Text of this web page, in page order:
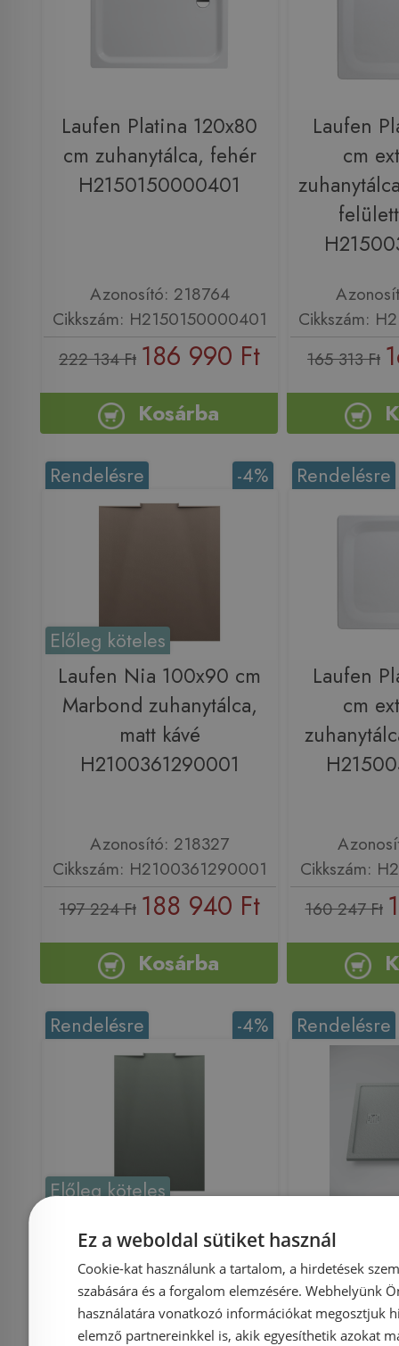
Laufen Platina 120x80
cm zuhanytálca, fehér
H2150150000401
Azonosító: 218764
Cikkszám: H2150150000401
222 134 Ft 186 990 Ft
Kosárba
Laufen
cm
Cikkszám:
165 313 Ft
-4%
Rendelésre
Előleg köteles
Laufen Nia 100x90 cm
Marbond zuhanytálca,
matt kávé
H2100361290001
Azonosító: 218327
Cikkszám: H2100361290001
197 224 Ft 188 940 Ft
Kosárba
Rendelésre
Laufen
cm
Cikkszám:
160 247 Ft
-4%
Rendelésre
Előleg köteles
Laufen Nia 120x80 cm
Marbond zuhanytálca,
matt beton
H2100330790001
Rendelésre
Marmy
90x100
Valentino
90
Ez a weboldal sütiket használ
Cookie-kat használunk a tartalom, a hirdetések
szabására és a forgalom elemzésére. Webhelyünk
használatára vonatkozó információkat megosztjuk
elemző partnereinkkel is, akik egyesíthetik azokat